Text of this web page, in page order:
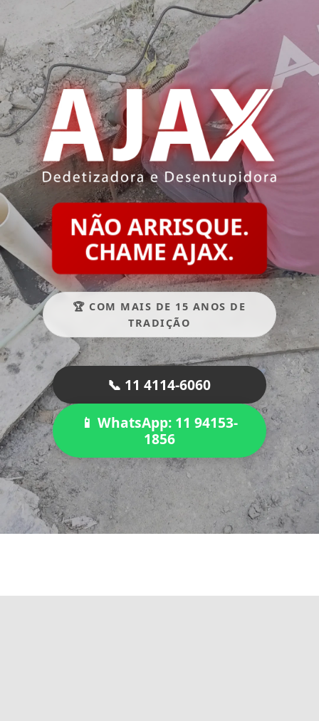
NÃO ARRISQUE.
CHAME AJAX.
🏆 COM MAIS DE 15 ANOS DE
TRADIÇÃO
📞 11 4114-6060
📱 WhatsApp: 11 94153-
1856